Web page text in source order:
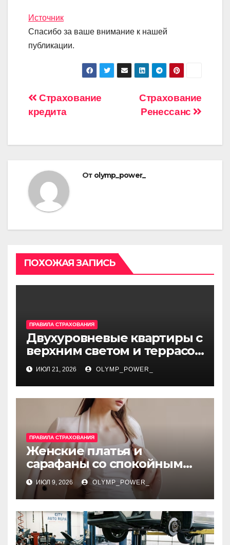
Источник
Спасибо за ваше внимание к нашей
публикации.
Навигация
по
записям
Страхование
Ренессанс
Страхование
кредита
От olymp_power_
ПОХОЖАЯ ЗАПИСЬ
ПРАВИЛА СТРАХОВАНИЯ
Двухуровневые квартиры с
верхним светом и террасой
в готовом жилом
комплексе
ИЮЛ 21, 2026 OLYMP_POWER_
ПРАВИЛА СТРАХОВАНИЯ
Женские платья и
сарафаны со спокойным
силуэтом, комфортной
посадкой и размерами 42–
48
ИЮЛ 9, 2026 OLYMP_POWER_